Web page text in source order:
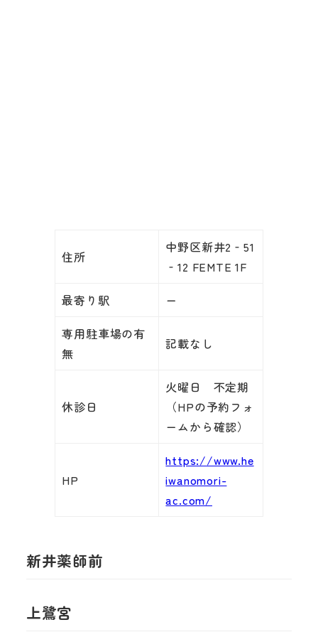
住所
中野区新井2‐51
‐12 FEMTE 1F
最寄り駅
ー
専用駐車場の有
無
記載なし
休診日
火曜日 不定期
（HPの予約フォ
ームから確認）
HP
https://www.he
iwanomori-
ac.com/
新井薬師前
上鷺宮